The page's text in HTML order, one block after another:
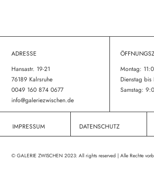
ADRESSE
Hansastr. 19-21
76189 Kalrsruhe
0049 160 874 0677
info@galeriezwischen.de
Montag:
Dienstag
Samstag:
IMPRESSUM DATENSCHUTZ
© GALERIE ZWISCHEN 2023: All rights reserved | Alle Rechte